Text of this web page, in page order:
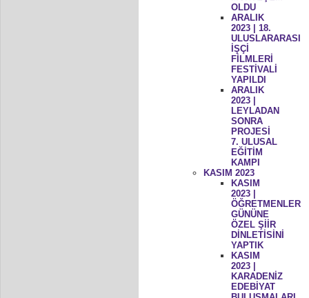
OLDU
ARALIK
2023 | 18.
ULUSLARARASI
İŞÇİ
FİLMLERİ
FESTİVALİ
YAPILDI
ARALIK
2023 |
LEYLADAN
SONRA
PROJESİ
7. ULUSAL
EĞİTİM
KAMPI
KASIM 2023
KASIM
2023 |
ÖĞRETMENLER
GÜNÜNE
ÖZEL ŞİİR
DİNLETİSİNİ
YAPTIK
KASIM
2023 |
KARADENİZ
EDEBİYAT